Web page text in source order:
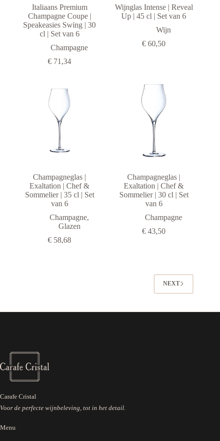
Italiaans Premium
Champagne Coupe |
Speakeasies Swing | 30
cl | Set van 6
Champagne
€ 71,34
Wijnglas Intense | Reveal
Up | 45 cl | Set van 6
Wijn
€ 60,50
Champagneglas |
Exaltation | Chef &
Sommelier | 35 cl | Set
van 6
Champagne,
Glazen
€ 58,68
Champagneglas |
Exaltation | Chef &
Sommelier | 30 cl | Set
van 6
Champagne
€ 43,50
NEXT
Carafe Cristal
Voor de perfecte wijnbeleving, tot in het detail.
Menu